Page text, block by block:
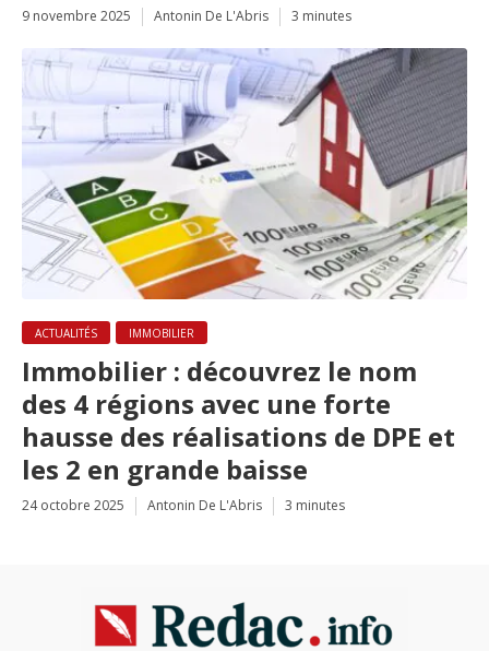
9 novembre 2025 Antonin De L'Abris 3 minutes
ACTUALITÉS IMMOBILIER
Immobilier : découvrez le nom
des 4 régions avec une forte
hausse des réalisations de DPE et
les 2 en grande baisse
24 octobre 2025 Antonin De L'Abris 3 minutes